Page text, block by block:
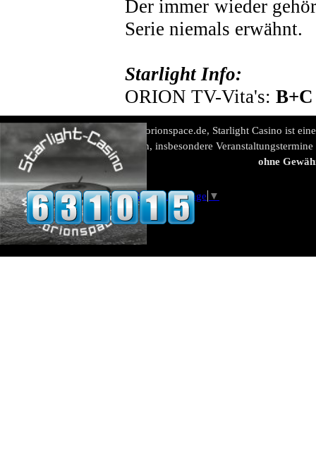
Der immer wieder
Serie niemals erwähnt.
Starlight Info:
ORION TV-Vita's:
www.orionspace.de, Starlight Casino ist
Alle Angaben, insbesondere
ohne
Select Language ▼